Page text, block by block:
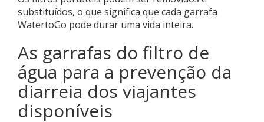
substituídos, o que significa que cada garrafa
WatertoGo pode durar uma vida inteira.
As garrafas do filtro de
água para a prevenção da
diarreia dos viajantes
disponíveis